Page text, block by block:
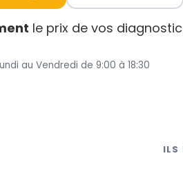
le prix de vos
au Vendredi de 9:00 à 18:30
ILS